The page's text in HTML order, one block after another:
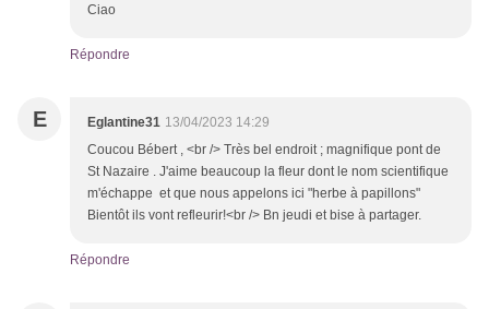
Ciao
Répondre
E Eglantine31 13/04/2023 14:29
Coucou Bébert , <br /> Très bel endroit ; magnifique pont de
St Nazaire . J'aime beaucoup la fleur dont le nom scientifique
m'échappe et que nous appelons ici "herbe à papillons"
Bientôt ils vont refleurir!<br /> Bn jeudi et bise à partager.
Répondre